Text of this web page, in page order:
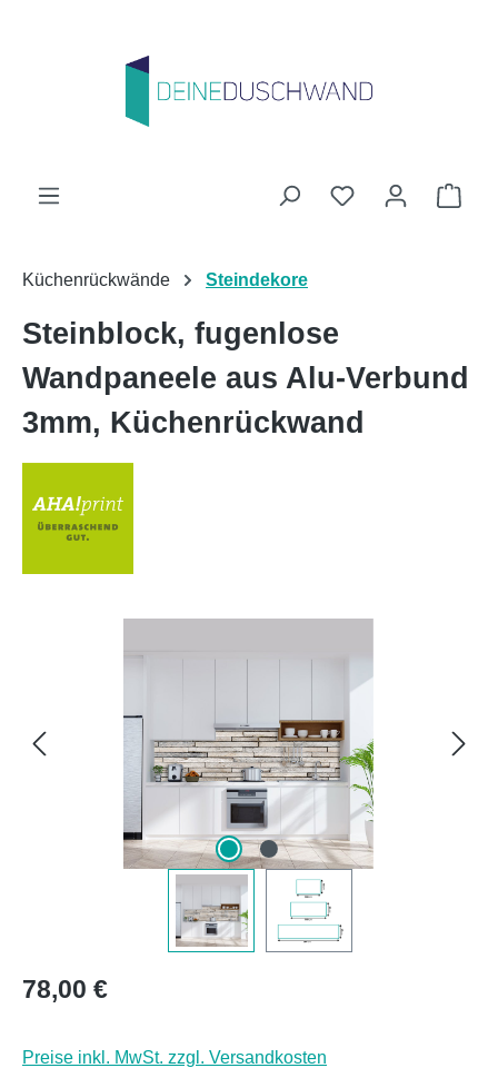
Du hast 0
Küchenrückwände Steindekore
Steinblock, fugenlose
Wandpaneele aus Alu-Verbund
3mm, Küchenrückwand
Regulärer Preis:
78,00 €
Preise inkl. MwSt. zzgl. Versandkosten